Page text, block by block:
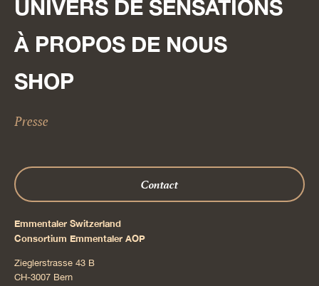
UNIVERS DE SENSATIONS
À PROPOS DE NOUS
SHOP
Presse
Contact
Emmentaler Switzerland
Consortium Emmentaler AOP
Zieglerstrasse 43 B
CH-3007 Bern